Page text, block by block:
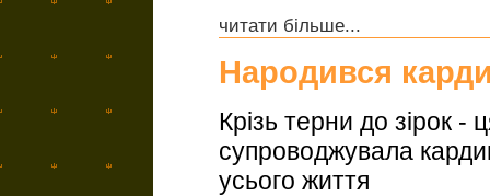
читати більше...
Народився
Крізь терни до зірок -
супроводжувала
усього життя